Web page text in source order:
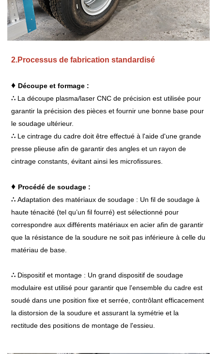
2.Processus de fabrication standardisé
♦ Découpe et formage :
∴ La découpe plasma/laser CNC de précision est utilisée pour
garantir la précision des pièces et fournir une bonne base pour
le soudage ultérieur.
∴ Le cintrage du cadre doit être effectué à l'aide d'une grande
presse plieuse afin de garantir des angles et un rayon de
cintrage constants, évitant ainsi les microfissures.
♦ Procédé de soudage :
∴Adaptation des matériaux de soudage : Un fil de soudage à
haute ténacité (tel qu’un fil fourré) est sélectionné pour
correspondre aux différents matériaux en acier afin de garantir
que la résistance de la soudure ne soit pas inférieure à celle du
matériau de base.
∴ Dispositif et montage : Un grand dispositif de soudage
modulaire est utilisé pour garantir que l'ensemble du cadre est
soudé dans une position fixe et serrée, contrôlant efficacement
la distorsion de la soudure et assurant la symétrie et la
rectitude des positions de montage de l'essieu.